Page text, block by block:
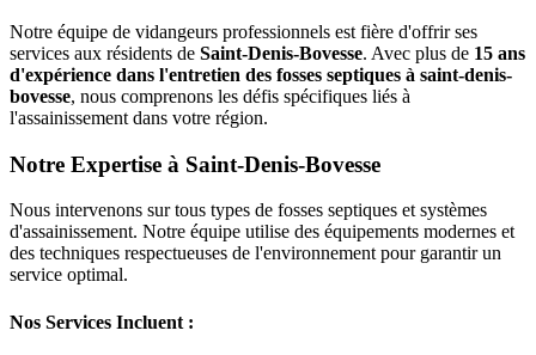
Notre équipe de vidangeurs professionnels est fière d'offrir ses
services aux résidents de Saint-Denis-Bovesse. Avec plus de 15 ans
d'expérience dans l'entretien des fosses septiques à saint-denis-
bovesse, nous comprenons les défis spécifiques liés à
l'assainissement dans votre région.
Notre Expertise à Saint-Denis-Bovesse
Nous intervenons sur tous types de fosses septiques et systèmes
d'assainissement. Notre équipe utilise des équipements modernes et
des techniques respectueuses de l'environnement pour garantir un
service optimal.
Nos Services Incluent :